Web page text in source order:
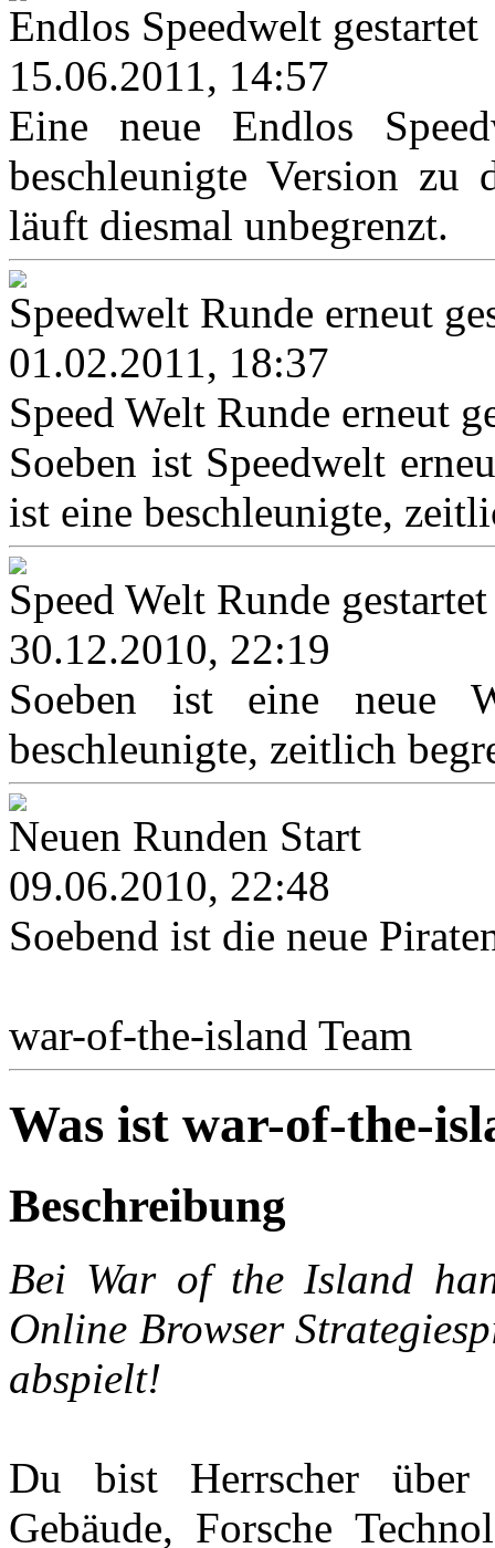
Endlos Speedwelt gestartet
15.06.2011, 14:57
Eine neue Endlos
beschleunigte Version zu
läuft diesmal unbegrenzt.
Speedwelt Runde erneut
01.02.2011, 18:37
Speed Welt Runde erneut
Soeben ist Speedwelt
ist eine beschleunigte,
Speed Welt Runde gestartet
30.12.2010, 22:19
Soeben ist eine neue
beschleunigte, zeitlich
Neuen Runden Start
09.06.2010, 22:48
Soebend ist die neue
war-of-the-island Team
Was ist war-of-the-
Beschreibung
Bei War of the Island
Online Browser
abspielt!
Du bist Herrscher über
Gebäude, Forsche